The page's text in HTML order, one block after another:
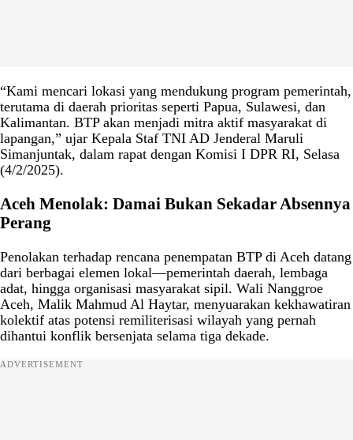
“Kami mencari lokasi yang mendukung program pemerintah,
terutama di daerah prioritas seperti Papua, Sulawesi, dan
Kalimantan. BTP akan menjadi mitra aktif masyarakat di
lapangan,” ujar Kepala Staf TNI AD Jenderal Maruli
Simanjuntak, dalam rapat dengan Komisi I DPR RI, Selasa
(4/2/2025).
Aceh Menolak: Damai Bukan Sekadar Absennya
Perang
Penolakan terhadap rencana penempatan BTP di Aceh datang
dari berbagai elemen lokal—pemerintah daerah, lembaga
adat, hingga organisasi masyarakat sipil. Wali Nanggroe
Aceh, Malik Mahmud Al Haytar, menyuarakan kekhawatiran
kolektif atas potensi remiliterisasi wilayah yang pernah
dihantui konflik bersenjata selama tiga dekade.
ADVERTISEMENT